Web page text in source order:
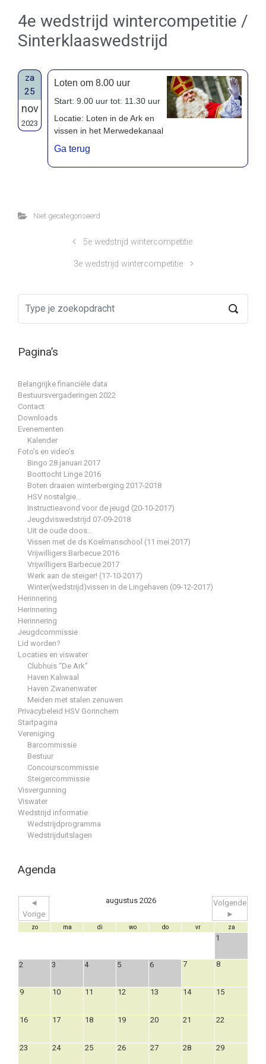
4e wedstrijd wintercompetitie /
Sinterklaaswedstrijd
za
25
nov
2023
Loten om 8.00 uur
Start: 9.00 uur tot: 11.30 uur
Locatie: Loten in de Ark en
vissen in het Merwedekanaal
Ga terug
Niet gecategoriseerd
5e wedstrijd wintercompetitie
3e wedstrijd wintercompetitie
Pagina’s
Belangrijke financiële data
Bestuursvergaderingen 2022
Contact
Downloads
Evenementen
Kalender
Foto’s en video’s
Bingo 28 januari 2017
Boottocht Linge 2016
Boten draaien winterberging 2017-2018
HSV nostalgie…
Instructieavond voor de jeugd (20-10-2017)
Jeugdviswedstrijd 07-09-2018
Uit de oude doos…
Vissen met de ds Koelmanschool (11 mei 2017)
Vrijwilligers Barbecue 2016
Vrijwilligers Barbecue 2017
Werk aan de steiger! (17-10-2017)
Winter(wedstrijd)vissen in de Lingehaven (09-12-2017)
Herinnering
Herinnering
Herinnering
Jeugdcommissie
Lid worden?
Locaties en viswater
Clubhuis “De Ark”
Haven Kaliwaal
Haven Zwanenwater
Meiden met stalen zenuwen
Privacybeleid HSV Gorinchem
Startpagina
Vereniging
Barcommissie
Bestuur
Concourscommissie
Steigercommissie
Visvergunning
Viswater
Wedstrijd informatie
Wedstrijdprogramma
Wedstrijduitslagen
Agenda
◄
Vorige
augustus 2026
Volgende
►
zo ma di wo do vr za
1
2 3 4 5 6 7 8
9 10 11 12 13 14 15
16 17 18 19 20 21 22
23 24 25 26 27 28 29